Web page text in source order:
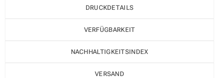
DRUCKDETAILS
VERFÜGBARKEIT
NACHHALTIGKEITSINDEX
VERSAND